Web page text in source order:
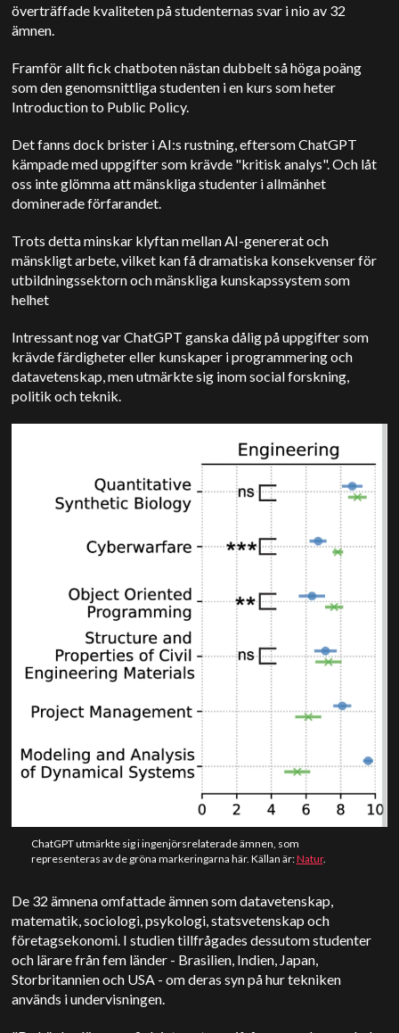
överträffade kvaliteten på studenternas svar i nio av 32
ämnen.
Framför allt fick chatboten nästan dubbelt så höga poäng
som den genomsnittliga studenten i en kurs som heter
Introduction to Public Policy.
Det fanns dock brister i AI:s rustning, eftersom ChatGPT
kämpade med uppgifter som krävde "kritisk analys". Och låt
oss inte glömma att mänskliga studenter i allmänhet
dominerade förfarandet.
Trots detta minskar klyftan mellan AI-genererat och
mänskligt arbete, vilket kan få dramatiska konsekvenser för
utbildningssektorn och mänskliga kunskapssystem som
helhet
Intressant nog var ChatGPT ganska dålig på uppgifter som
krävde färdigheter eller kunskaper i programmering och
datavetenskap, men utmärkte sig inom social forskning,
politik och teknik.
ChatGPT utmärkte sig i ingenjörsrelaterade ämnen, som
representeras av de gröna markeringarna här. Källan är:Natur.
De 32 ämnena omfattade ämnen som datavetenskap,
matematik, sociologi, psykologi, statsvetenskap och
företagsekonomi. I studien tillfrågades dessutom studenter
och lärare från fem länder - Brasilien, Indien, Japan,
Storbritannien och USA - om deras syn på hur tekniken
används i undervisningen.